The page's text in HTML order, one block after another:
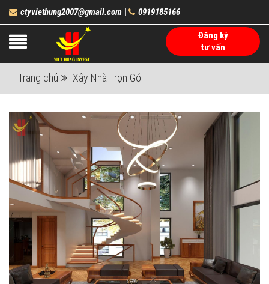
ctyviethung2007@gmail.com 0919185166
Đăng ký
tư vấn
Trang chủ Xây Nhà Trọn Gói